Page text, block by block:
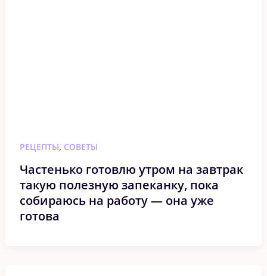
РЕЦЕПТЫ, СОВЕТЫ
Частенько готовлю утром на завтрак
такую полезную запеканку, пока
собираюсь на работу — она уже
готова